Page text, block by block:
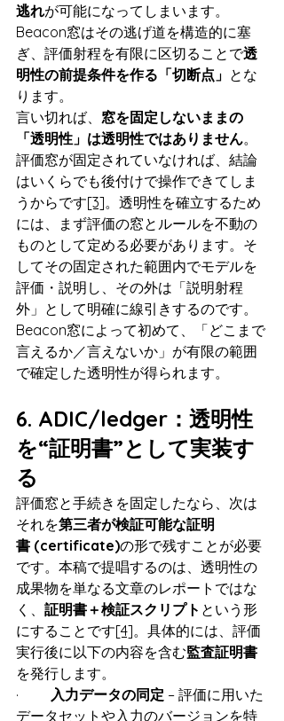
逃れが可能になってしまいます。
Beacon窓はその逃げ道を構造的に塞
ぎ、評価射程を有限に区切ることで透
明性の前提条件を作る「切断点」 とな
ります。
言い切れば、 窓を固定しないままの
「透明性」は透明性ではありません。
評価窓が固定されていなければ、結論
はいくらでも後付けで操作できてしま
うからです[3]。透明性を確立するため
には、まず評価の窓とルールを不動の
ものとして定める必要があります。そ
してその固定された範囲内でモデルを
評価・説明し、その外は「説明射程
外」として明確に線引きするのです。
Beacon窓によって初めて、「どこまで
言えるか／言えないか」が有限の範囲
で確定した透明性が得られます。
6. ADIC/ledger：透明性
を“証明書”として実装す
る
評価窓と手続きを固定したなら、次は
それを第三者が検証可能な証明
書 (certificate)の形で残すことが必要
です。本稿で提唱するのは、透明性の
成果物を単なる文章のレポートではな
く、 証明書＋検証スクリプト という形
にすることです[4]。具体的には、評価
実行後に以下の内容を含む監査証明書
を発行します。
· 入力データの同定 – 評価に用いた
データセットや入力のバージョンを特